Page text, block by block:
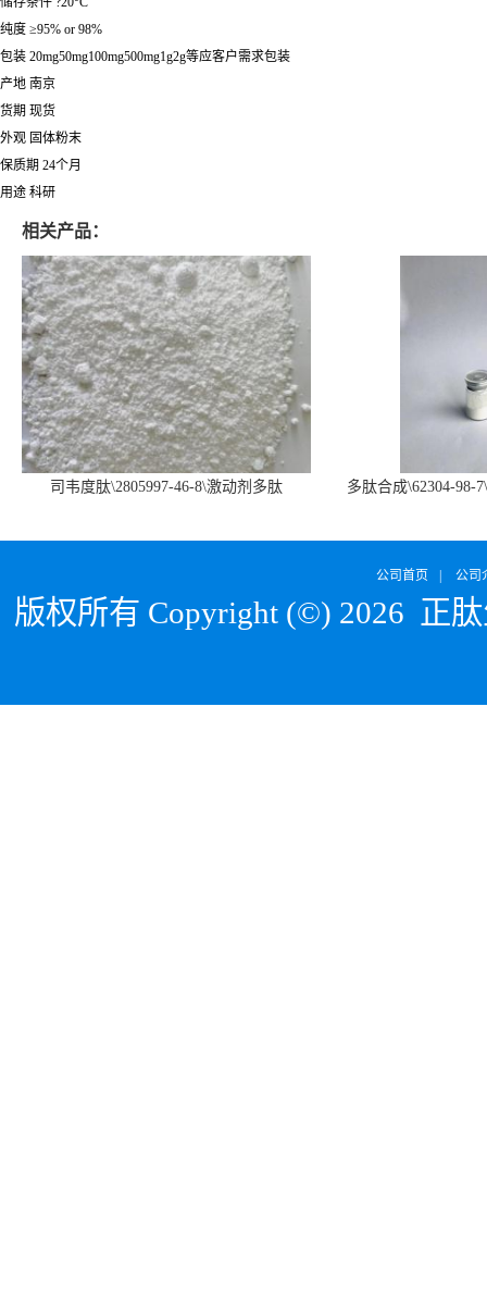
纯度 ≥95% or 98%
包装 20mg50mg100mg500mg1g2g等应客户需求包装
产地 南京
货期 现货
外观 固体粉末
保质期 24个月
用途 科研
相关产品：
司韦度肽\2805997-46-8\激动剂多肽
多肽合成\62304-98-
公司首页 公司
版权所有 Copyright (©) 2026 正